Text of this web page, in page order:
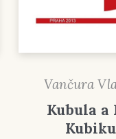
Vančura
Kubula a